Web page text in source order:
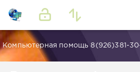
Компьютерная помощь 8(926)381-